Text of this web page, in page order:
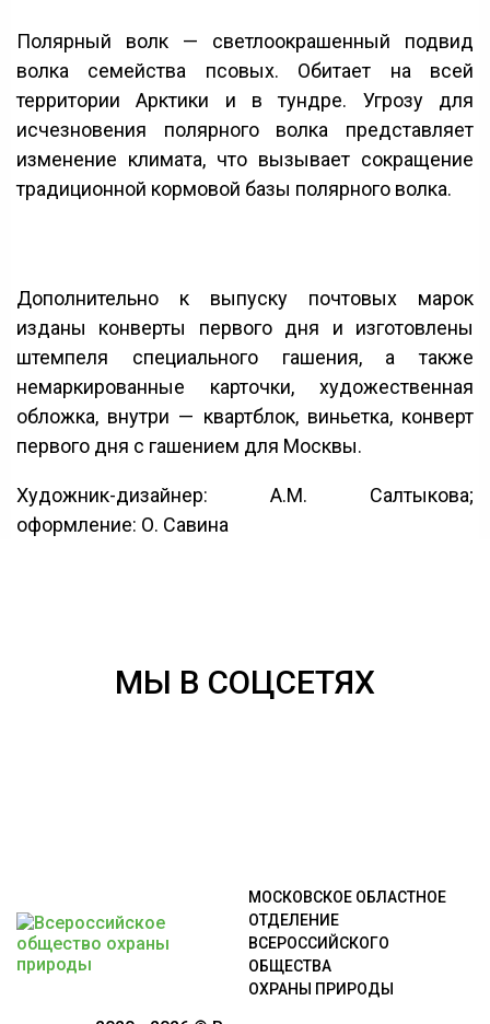
Полярный волк — светлоокрашенный подвид
волка семейства псовых. Обитает на всей
территории Арктики и в тундре. Угрозу для
исчезновения полярного волка представляет
изменение климата, что вызывает сокращение
традиционной кормовой базы полярного волка.
Дополнительно к выпуску почтовых марок
изданы конверты первого дня и изготовлены
штемпеля специального гашения, а также
немаркированные карточки, художественная
обложка, внутри — квартблок, виньетка, конверт
первого дня с гашением для Москвы.
Художник-дизайнер: А.М. Салтыкова;
оформление: О. Савина
МЫ В СОЦСЕТЯХ
МОСКОВСКОЕ ОБЛАСТНОЕ
ОТДЕЛЕНИЕ
ВСЕРОССИЙСКОГО
ОБЩЕСТВА
ОХРАНЫ ПРИРОДЫ